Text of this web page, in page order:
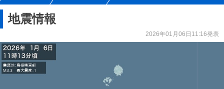
地震情報
2026年01月06日11:16発表